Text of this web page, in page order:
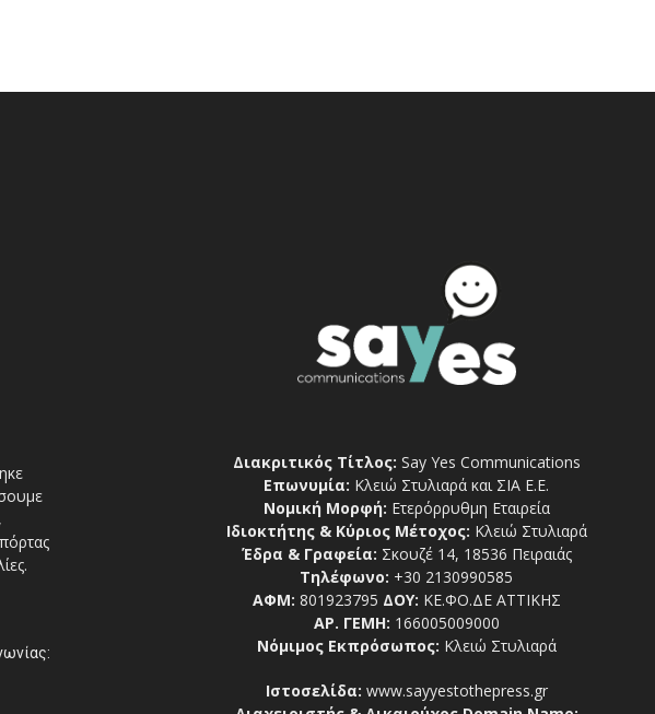
Διακριτικός Τίτλος: Say Yes Communications
Επωνυμία: Κλειώ Στυλιαρά και ΣΙΑ Ε.Ε.
Νομική Μορφή: Ετερόρρυθμη Εταιρεία
Ιδιοκτήτης & Κύριος Μέτοχος: Κλειώ Στυλιαρά
Έδρα & Γραφεία: Σκουζέ 14, 18536 Πειραιάς
Τηλέφωνο: +30 2130990585
ΑΦΜ: 801923795 ΔΟΥ: ΚΕ.ΦΟ.ΔΕ ΑΤΤΙΚΗΣ
ΑΡ. ΓΕΜΗ: 166005009000
Νόμιμος Εκπρόσωπος: Κλειώ Στυλιαρά
Ιστοσελίδα: www.sayyestothepress.gr